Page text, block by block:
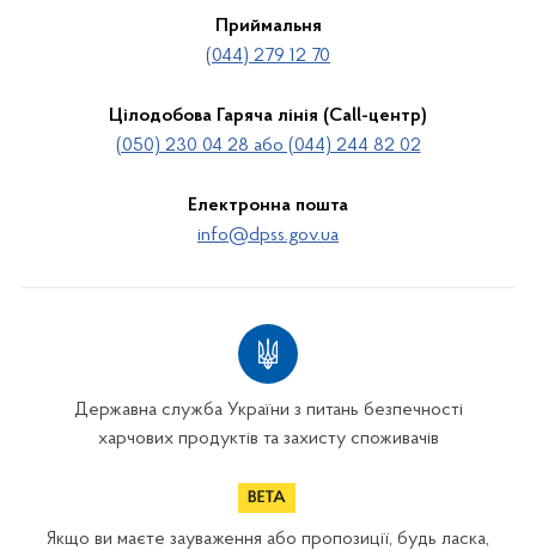
Приймальня
(044) 279 12 70
Цілодобова Гаряча лінія (Call-центр)
(050) 230 04 28 або (044) 244 82 02
Електронна пошта
info@dpss.gov.ua
Державна служба України з питань безпечності
харчових продуктів та захисту споживачів
Якщо ви маєте зауваження або пропозиції, будь ласка,